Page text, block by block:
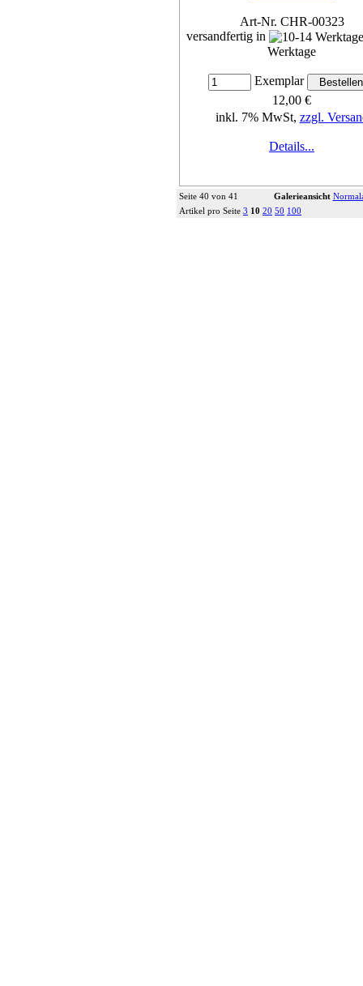
Art-Nr. CHR-00323
versandfertig in
Werktage
Exemplar
12,00 €
inkl. 7% MwSt, zzgl.
Details...
Seite 40 von 41 Galerieansicht
Artikel pro Seite 3 10 20 50 100